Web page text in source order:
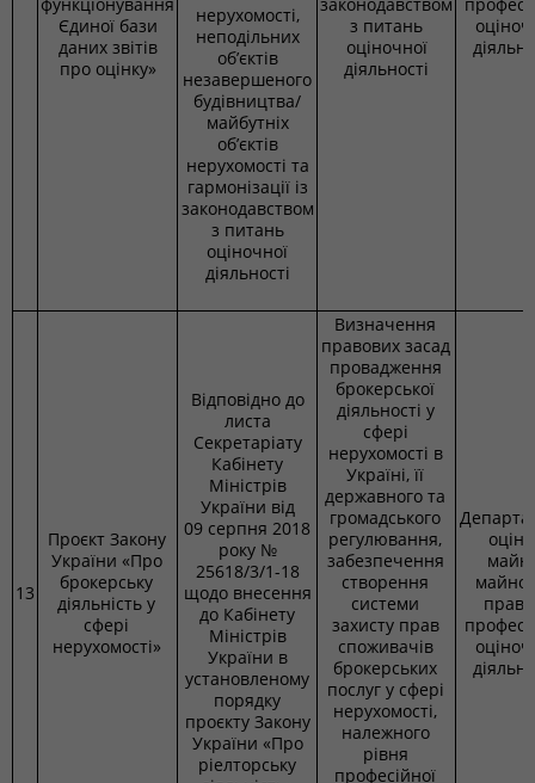
Єдиної бази
даних звітів
про оцінку»
нерухомості,
неподільних
об’єктів
незавершеного
будівництва/
майбутніх
об’єктів
нерухомості та
гармонізації із
законодавством
з питань
оціночної
діяльності
з питань
оціночної
діяльності
13
Проєкт Закону
України «Про
брокерську
діяльність у
сфері
нерухомості»
Відповідно до
листа
Секретаріату
Кабінету
Міністрів
України від
09 серпня 2018
року №
25618/3/1-18
щодо внесення
до Кабінету
Міністрів
України в
установленому
порядку
проєкту Закону
України «Про
ріелторську
Визначення
правових засад
провадження
брокерської
діяльності у
сфері
нерухомості в
Україні, її
державного та
громадського
регулювання,
забезпечення
створення
системи
захисту прав
споживачів
брокерських
послуг у сфері
нерухомості,
належного
рівня
професійної
прав